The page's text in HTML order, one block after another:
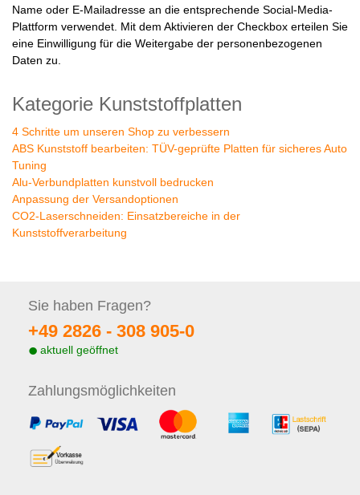
Name oder E-Mailadresse an die entsprechende Social-Media-
Plattform verwendet. Mit dem Aktivieren der Checkbox erteilen Sie
eine Einwilligung für die Weitergabe der personenbezogenen
Daten zu.
Kategorie Kunststoffplatten
4 Schritte um unseren Shop zu verbessern
ABS Kunststoff bearbeiten: TÜV-geprüfte Platten für sicheres Auto
Tuning
Alu-Verbundplatten kunstvoll bedrucken
Anpassung der Versandoptionen
CO2-Laserschneiden: Einsatzbereiche in der
Kunststoffverarbeitung
Sie haben Fragen?
+49 2826 - 308 905-0
aktuell geöffnet
Zahlungsmöglichkeiten